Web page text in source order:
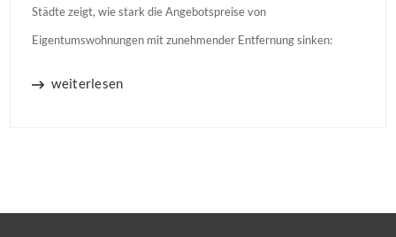
Städte zeigt, wie stark die Angebotspreise von
Eigentumswohnungen mit zunehmender Entfernung sinken:
weiterlesen